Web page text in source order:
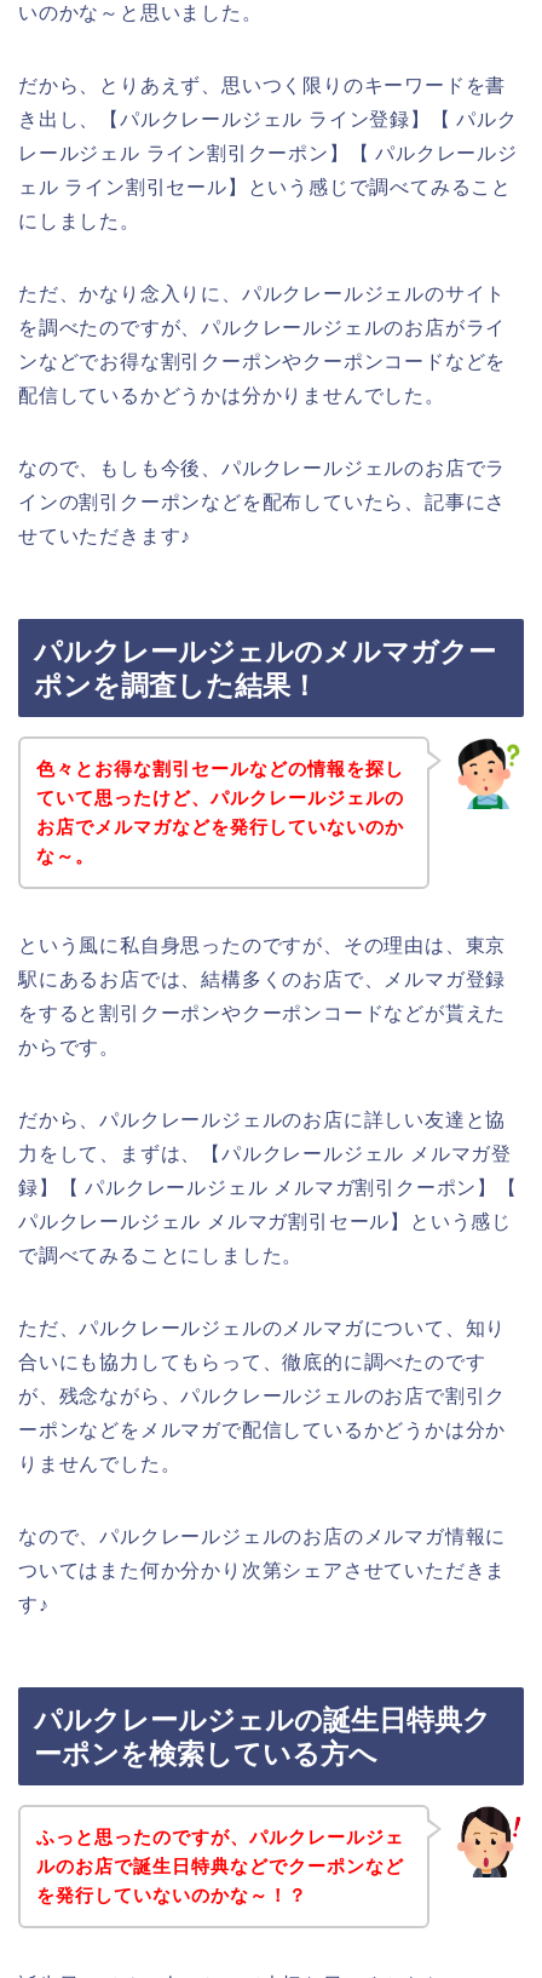
いのかな～と思いました。
だから、とりあえず、思いつく限りのキーワードを書
き出し、【パルクレールジェル ライン登録】【 パルク
レールジェル ライン割引クーポン】【 パルクレールジ
ェル ライン割引セール】という感じで調べてみること
にしました。
ただ、かなり念入りに、パルクレールジェルのサイト
を調べたのですが、パルクレールジェルのお店がライ
ンなどでお得な割引クーポンやクーポンコードなどを
配信しているかどうかは分かりませんでした。
なので、もしも今後、パルクレールジェルのお店でラ
インの割引クーポンなどを配布していたら、記事にさ
せていただきます♪
パルクレールジェルのメルマガクー
ポンを調査した結果！
色々とお得な割引セールなどの情報を探し
ていて思ったけど、パルクレールジェルの
お店でメルマガなどを発行していないのか
な～。
という風に私自身思ったのですが、その理由は、東京
駅にあるお店では、結構多くのお店で、メルマガ登録
をすると割引クーポンやクーポンコードなどが貰えた
からです。
だから、パルクレールジェルのお店に詳しい友達と協
力をして、まずは、【パルクレールジェル メルマガ登
録】【 パルクレールジェル メルマガ割引クーポン】【
パルクレールジェル メルマガ割引セール】という感じ
で調べてみることにしました。
ただ、パルクレールジェルのメルマガについて、知り
合いにも協力してもらって、徹底的に調べたのです
が、残念ながら、パルクレールジェルのお店で割引ク
ーポンなどをメルマガで配信しているかどうかは分か
りませんでした。
なので、パルクレールジェルのお店のメルマガ情報に
ついてはまた何か分かり次第シェアさせていただきま
す♪
パルクレールジェルの誕生日特典ク
ーポンを検索している方へ
ふっと思ったのですが、パルクレールジェ
ルのお店で誕生日特典などでクーポンなど
を発行していないのかな～！？